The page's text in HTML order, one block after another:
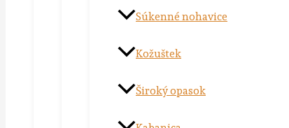
Súkenné nohavice
Kožuštek
Široký opasok